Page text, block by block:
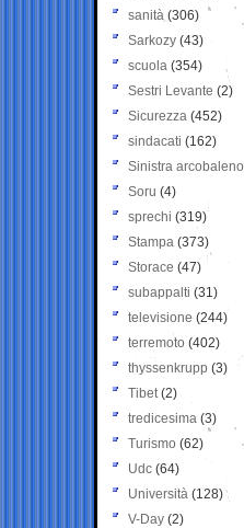
sanità (306)
Sarkozy (43)
scuola (354)
Sestri Levante (2)
Sicurezza (452)
sindacati (162)
Sinistra arcobaleno
Soru (4)
sprechi (319)
Stampa (373)
Storace (47)
subappalti (31)
televisione(244)
terremoto (402)
thyssenkrupp (3)
Tibet(2)
tredicesima (3)
Turismo (62)
Udc (64)
Università (128)
V-Day (2)